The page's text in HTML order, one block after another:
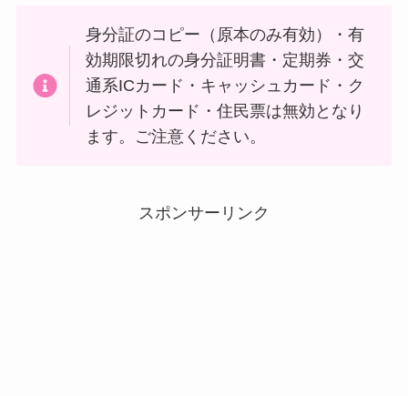
身分証のコピー（原本のみ有効）・有
効期限切れの身分証明書・定期券・交
通系ICカード・キャッシュカード・ク
レジットカード・住民票は無効となり
ます。ご注意ください。
スポンサーリンク